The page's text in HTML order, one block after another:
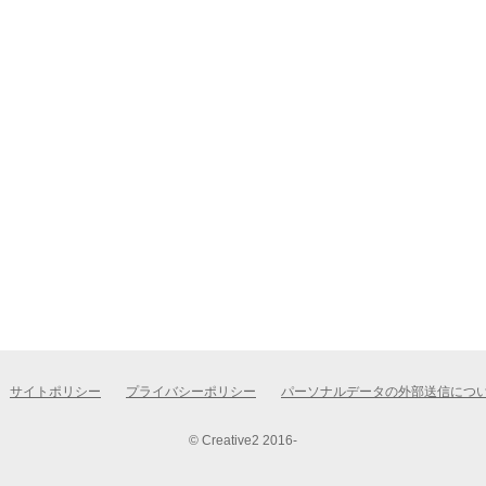
サイトポリシー プライバシーポリシー パーソナルデータの外部送信につ
© Creative2 2016-